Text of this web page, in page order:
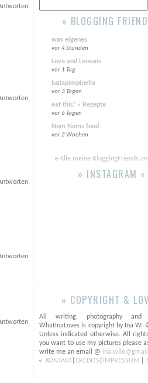
» BLOGGING
was eigenes
vor 4 Stunden
Love and Lemons
vor 1 Tag
luziapimpinella
vor 3 Tagen
eat this! » Rezepte
vor 6 Tagen
Nom Noms food
vor 2 Wochen
Alle meine BloggingFriends
» INSTAGRAM «
» COPYRIGHT &
All writing, photography and
WhatInaLoves is copyright by Ina W.
Unless indicated otherwise. All
you want to use my pictures please
write me an email @
KONTAKT CREDITS IMPRESSUM